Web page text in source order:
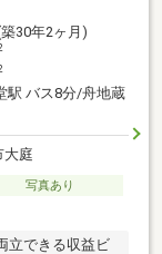
30年2ヶ月)
駅 バス8分/舟地蔵
大庭
写真あり
立できる収益ビ